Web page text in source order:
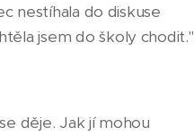
nestíhala do diskuse
jsem do školy chodit."
děje. Jak jí mohou